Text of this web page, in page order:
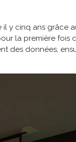
il y cinq ans grâce
la première
des données,